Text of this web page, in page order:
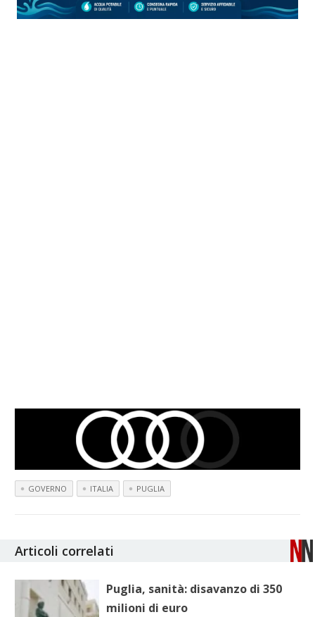
GOVERNO ITALIA PUGLIA
Articoli correlati
Puglia, sanità: disavanzo di 350
milioni di euro